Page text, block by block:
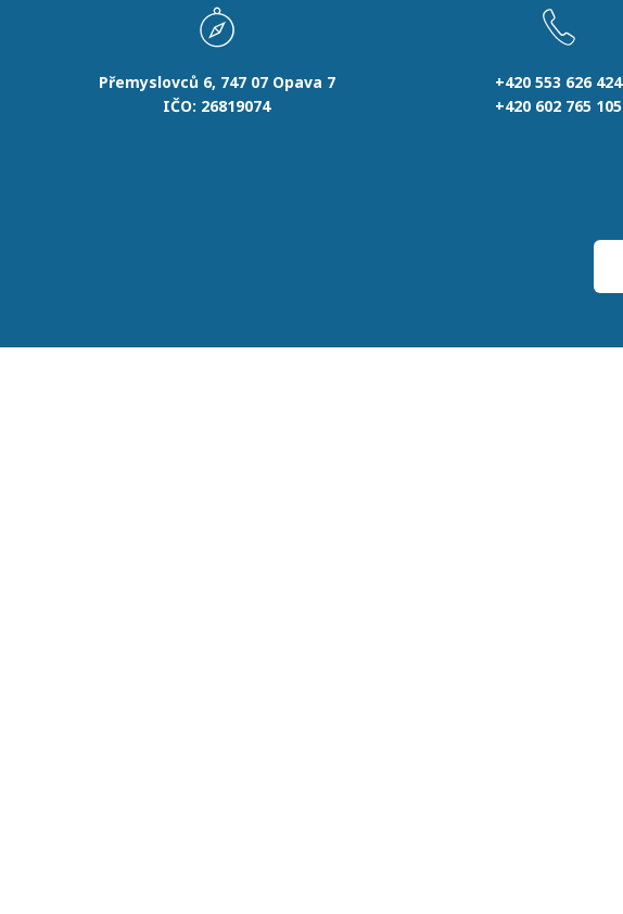
Přemyslovců 6, 747 07 Opava 7
IČO: 26819074
+420 553 626 424
+420 602 765 105